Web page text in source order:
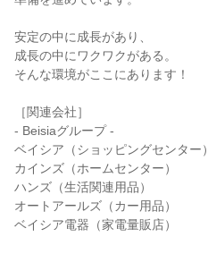
安定の中に成長があり、
成長の中にワクワクがある。
そんな環境がここにあります！
［関連会社］
- Beisiaグループ -
ベイシア（ショッピングセンター）
カインズ（ホームセンター）
ハンズ（生活関連用品）
オートアールズ（カー用品）
ベイシア電器（家電量販店）